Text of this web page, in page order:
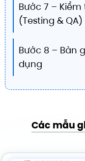
Bước 7 –
(Testing & QA)
Bước 8 – Bàn
dụng
Các mẫu